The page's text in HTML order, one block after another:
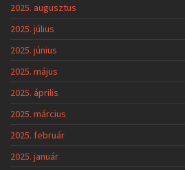
2025. augusztus
2025. július
2025. június
2025. május
2025. április
2025. március
2025. február
2025. január